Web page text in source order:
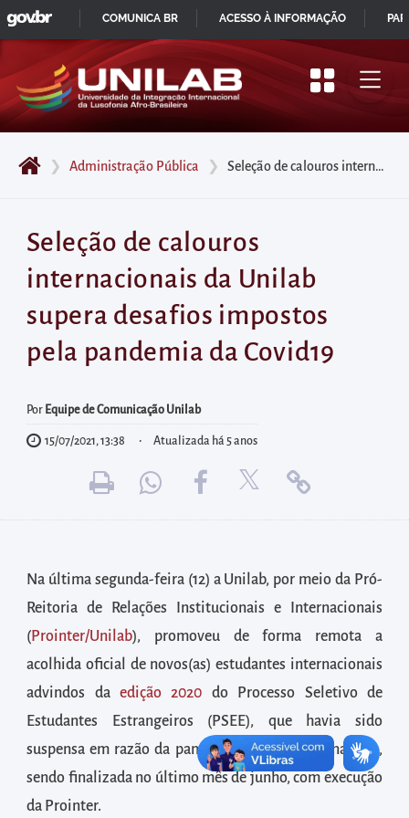
Pular
para
início
do
principal
Acessar
diretamente
menu
principal
diretamente
à
internas
informações
postas
no
rodapé
❯ Administração Pública ❯ Seleção de calouros internacionais da Unilab supera desafios impostos pela pandemia da Covid19
Seleção de calouros
internacionais da Unilab
supera desafios impostos
pela pandemia da Covid19
Por Equipe de Comunicação Unilab
15/07/2021, 13:38 Atualizada há 5 anos
Na última segunda-feira (12) a Unilab, por meio da Pró-
Reitoria de Relações Institucionais e Internacionais
(Prointer/Unilab), promoveu de forma remota a
acolhida oficial de novos(as) estudantes internacionais
advindos da edição 2020 do Processo Seletivo de
Estudantes Estrangeiros (PSEE), que havia sido
suspensa em razão da pandemia do novo Coronavírus,
sendo finalizada no último mês de junho, com execução
da Prointer.
IR
PARA
CONTEÚDO
GOVBR
COMUNICA BR ACESSO À INFORMAÇÃO